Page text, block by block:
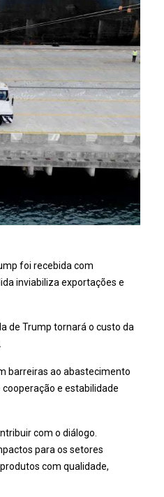
foi recebida com
inviabiliza exportações e
de Trump tornará o custo da
barreiras ao abastecimento
e estabilidade
com o diálogo.
para os setores
com qualidade,